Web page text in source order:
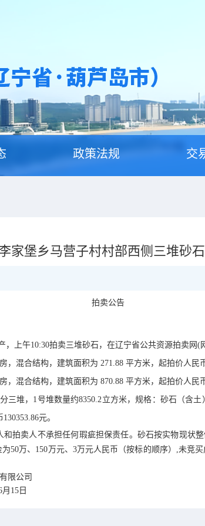
政策法规 交
家堡乡马营子村村部西侧三堆砂
拍卖公告
，上午10:30拍卖三堆砂石，在辽宁省公共资源拍卖网 (
，混合结构，建筑面积为 271.88 平方米，起拍价人民
，混合结构，建筑面积为 870.88 平方米，起拍价人民
三堆， 1号堆数量约8350.2立方米，规格：砂石（含土
130353.86元。
拍卖人不承担任何瑕疵担保责任。砂石按实物现状
为50万、 150 万元、 3万元人民币（按标的顺序） ,未竞
限公司
月 15日